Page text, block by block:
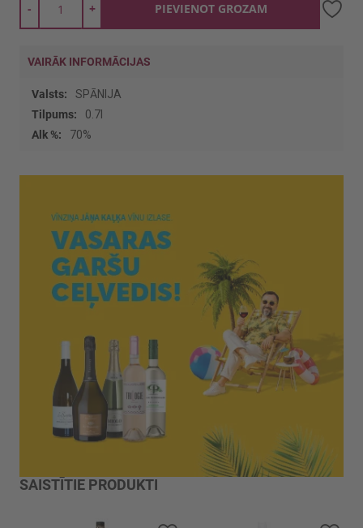
+
- PIEVIENOT GROZAM
VAIRĀK INFORMĀCIJAS
Vairāk
informācijas
SPĀNIJA
0.7l
70%
SAISTĪTIE PRODUKTI